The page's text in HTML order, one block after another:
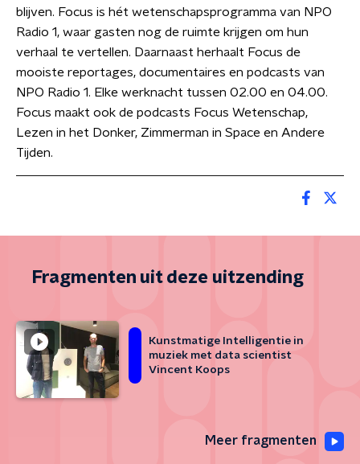
blijven. Focus is hét wetenschapsprogramma van NPO
Radio 1, waar gasten nog de ruimte krijgen om hun
verhaal te vertellen. Daarnaast herhaalt Focus de
mooiste reportages, documentaires en podcasts van
NPO Radio 1. Elke werknacht tussen 02.00 en 04.00.
Focus maakt ook de podcasts Focus Wetenschap,
Lezen in het Donker, Zimmerman in Space en Andere
Tijden.
Fragmenten uit deze uitzending
Kunstmatige Intelligentie in
muziek met data scientist
Vincent Koops
Meer fragmenten